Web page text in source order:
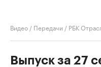
Видео / Передачи / РБК
Выпуск за 27